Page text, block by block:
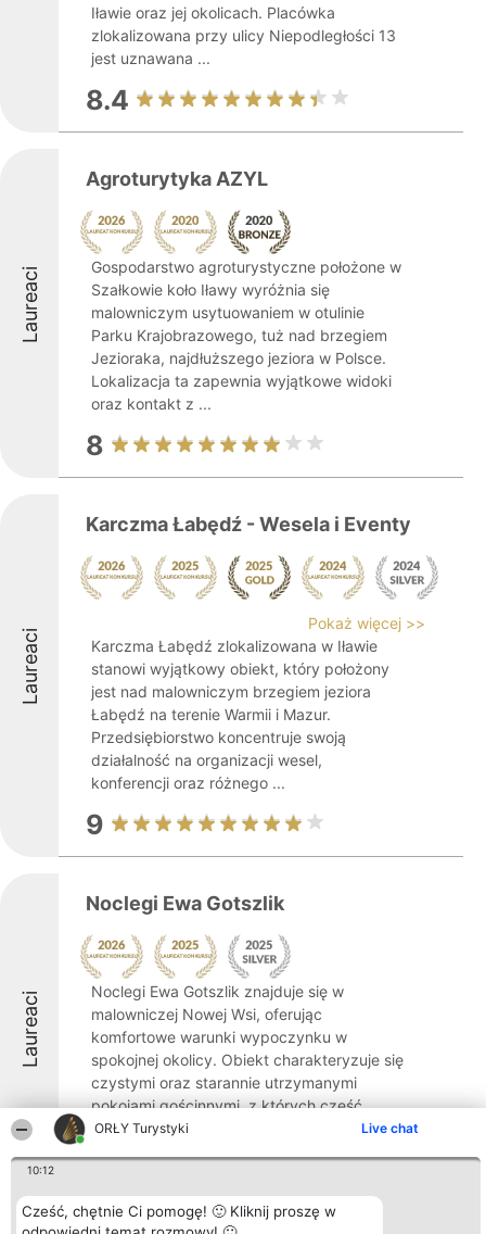
ORŁY Turystyki Live chat
10:12
Cześć, chętnie Ci pomogę! 🙂 Kliknij proszę w
Iławie oraz jej okolicach. Placówka
zlokalizowana przy ulicy Niepodległości 13
jest uznawana ...
8.4
Laureaci
Agroturytyka AZYL
Gospodarstwo agroturystyczne położone w
Szałkowie koło Iławy wyróżnia się
malowniczym usytuowaniem w otulinie
Parku Krajobrazowego, tuż nad brzegiem
Jezioraka, najdłuższego jeziora w Polsce.
Lokalizacja ta zapewnia wyjątkowe widoki
oraz kontakt z ...
8
Laureaci
Karczma Łabędź - Wesela i Eventy
Pokaż więcej >>
Karczma Łabędź zlokalizowana w Iławie
stanowi wyjątkowy obiekt, który położony
jest nad malowniczym brzegiem jeziora
Łabędź na terenie Warmii i Mazur.
Przedsiębiorstwo koncentruje swoją
działalność na organizacji wesel,
konferencji oraz różnego ...
9
Laureaci
Noclegi Ewa Gotszlik
Noclegi Ewa Gotszlik znajduje się w
malowniczej Nowej Wsi, oferując
komfortowe warunki wypoczynku w
spokojnej okolicy. Obiekt charakteryzuje się
czystymi oraz starannie utrzymanymi
pokojami gościnnymi, z których część
wyposażona jest w balkony, ...
8.7